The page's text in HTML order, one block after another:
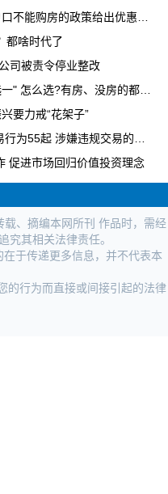
能购房的政策给出优惠办法
都啥时代了
司被责令停业整改
么选?有房、没房的都要会算
要力戒“花架子”
涉嫌违规交易的行为进行立案调查
促进市场回归价值投资理念
载、摘编本网所刊 作品时，需经
究其相关法律责任。
在于传递更多信息，并不代表本
的行为而直接或间接引起的法律